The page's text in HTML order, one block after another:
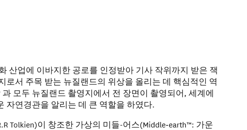
산업에 이바지한 공로를 인정받아 기사 작위까지 받은 잭
로서 주목 받는 뉴질랜드의 위상을 올리는 데 핵심적인 역
모두 뉴질랜드 촬영지에서 전 장면이 촬영되어, 세계에
자연경관을 알리는 데 큰 역할을 하였다.
Tolkien)이 창조한 가상의 미들-어스(Middle‑earth™: 가운